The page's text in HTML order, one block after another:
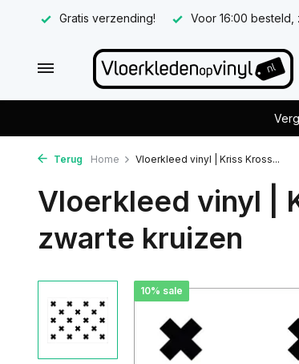
Gratis verzending! Voor 16:00
Terug Home Vloerkleed vinyl | Kriss Kross...
Vloerkleed vinyl |
zwarte kruizen
10% sale